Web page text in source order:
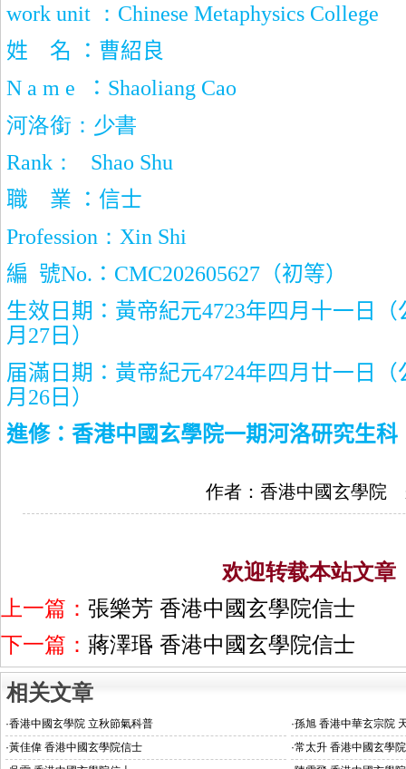
work unit
： Chinese Metaphysics College
姓
名 ：曹紹良
N a m e
： Shaoliang Cao
河洛銜：少書
Rank ：
Shao Shu
職
業 ：信士
Profession ： Xin Shi
編 號No. ： CMC202605627 （初等）
生效日期：黃帝紀元4723年四月十一日（
月 27 日）
届滿日期：黃帝紀元4724年四月廿一日（
月 26 日）
進修：香港中國玄學院一期河洛研究生科
作者：香港中國玄學院
欢迎转载本站文章
上一篇： 張樂芳 香港中國玄學院信士
下一篇： 蔣澤瑉 香港中國玄學院信士
相关文章
·香港中國玄學院 立秋節氣科普 ·孫旭 香港中華玄宗院
·黃佳偉 香港中國玄學院信士 ·常太升 香港中國玄學